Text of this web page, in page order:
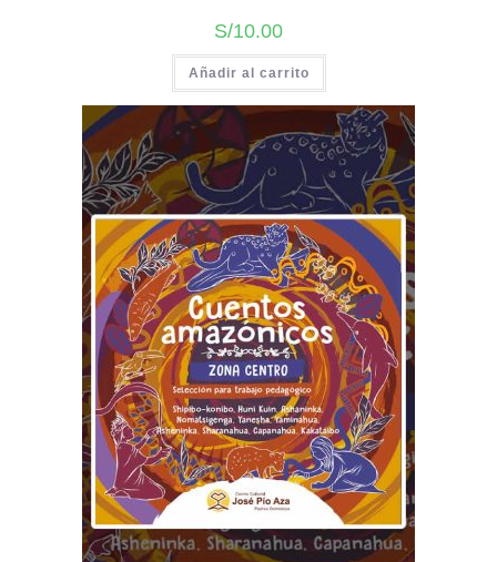
S/10.00
Añadir al carrito